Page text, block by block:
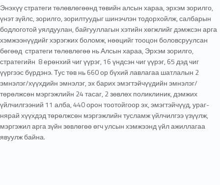
Энэхүү стратеги төлөвлөгөөнд төвийн алсын хараа, эрхэм зорилго,
үнэт зүйлс, зорилго, зорилтуудыг шинэчлэн тодорхойлж, салбарын
бодлоготой уялдуулан, байгууллагын хэтийн хөгжлийг дэмжсэн арга
хэмжээнүүдийг хэрэгжих боломж, нөөцийг тооцон боловсруулсан
бөгөөд стратеги төлөвлөгөө нь Алсын хараа, Эрхэм зорилго,
стратегийн 8 ерөнхий чиг үүрэг, 16 үндсэн чиг үүрэг, 65 дэд чиг
үүргээс бүрдэнэ. Тус төв нь 660 ор бүхий лавлагаа шатлалын 2
эмнэлэг/хүүхдийн эмнэлэг, эх барих эмэгтэйчүүдийн эмнэлэг/
төрөлжсөн мэргэжлийн 24 тасаг, 2 зөвлөх поликлиник, дэмжих
үйлчилгээний 11 алба, 440 орон тоотойгоор эх, эмэгтэйчүүд, ураг-
нярай хүүхдэд төрөлжсөн мэргэжлийн тусламж үйлчилгээ үзүүлж,
мэргэжил арга зүйн зөвлөгөө өгч улсын хэмжээнд үйл ажиллагаа
явуулж байна.